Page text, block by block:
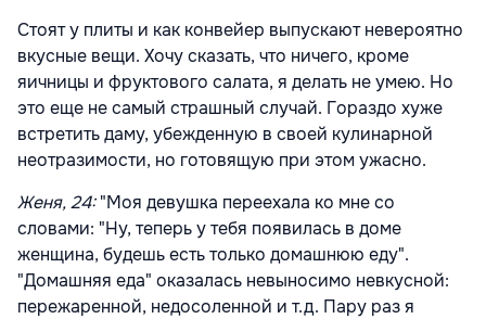
Стоят у плиты и как конвейер выпускают невероятно
вкусные вещи. Хочу сказать, что ничего, кроме
яичницы и фруктового салата, я делать не умею. Но
это еще не самый страшный случай. Гораздо хуже
встретить даму, убежденную в своей кулинарной
неотразимости, но готовящую при этом ужасно.
Женя, 24:"Моя девушка переехала ко мне со
словами: "Ну, теперь у тебя появилась в доме
женщина, будешь есть только домашнюю еду".
"Домашняя еда" оказалась невыносимо невкусной:
пережаренной, недосоленной и т.д. Пару раз я